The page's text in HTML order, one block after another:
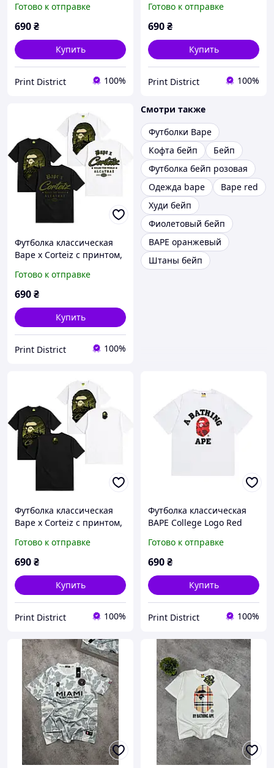
Ape x Mastermind Two
Sides Logo , Черный, XS
Готово к отправке
690₴
Купить
Print District 100%
Готово к отправке
690₴
Купить
Print District 100%
Футболка классическая
Bape x Corteiz с принтом,
Готово к отправке
690₴
Купить
Print District 100%
Смотри также
Футболки Bape
Кофта бейп
Бейп
Футболка бейп розовая
Одежда bape
Bape red
Худи бейп
Фиолетовый бейп
BAPE оранжевый
Штаны бейп
Футболка классическая
Bape x Corteiz с принтом,
Готово к отправке
690₴
Купить
Print District 100%
Футболка классическая
BAPE College Logo Red
Готово к отправке
690₴
Купить
Print District 100%